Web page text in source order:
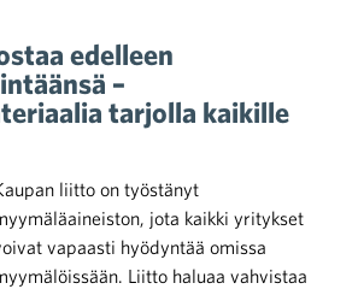
edelleen
–
tarjolla kaikille
liitto on työstänyt
jota kaikki yritykset
vapaasti hyödyntää omissa
Liitto haluaa vahvistaa